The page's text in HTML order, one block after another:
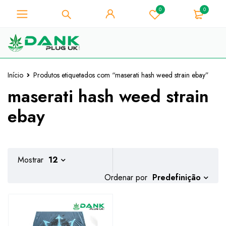
0 0
Início Produtos etiquetados com “maserati hash weed strain ebay”
maserati hash weed strain
ebay
Ordenar por Predefinição
Mostrar 12
Para os amantes de ervas
daninhas - Obtenha o desconto
instantâneo 10% em cada compra
- Código de cupão "WELCOME10"